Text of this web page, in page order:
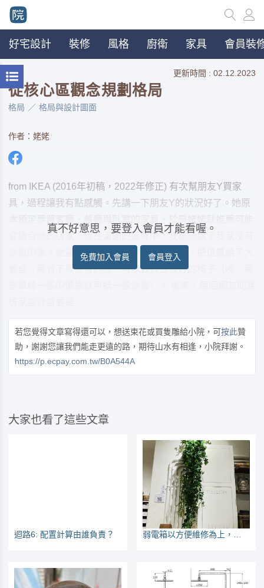
好宅設計 裝修 風格 廚衛 家具 會員裝
更新時間 : 02.12.2023
從核心區觀念規劃格局
格局 格局與設計圖面
作者：姥姥
from IKEA (2016年初稿，2022年修正) 有次幫朋友Y買家
具，過程讓我有點感觸。先講一下朋友Y的狀況好了。她原
會適合她的店家。但在溝通的過程中，我跟她講了我家沒有
沙發的事。她最後竟也比照我家，不買沙發，把位置給了大
餐桌。那省下買沙發的錢，可以去買張很好的椅子（唉，那
真不好意思，要登入會員才能看喔。
免費加入會員 會員登入
若您覺得文章寫得還可以，想送束花或買隻雕給小院，可按此贊
助，謝謝您讓我們能走更遠的路，期待山水有相逢，小院拜謝。
https://p.ecpay.com.tw/B0A544A
大家也看了這些文章
迴路6: 配置計算由誰負責？